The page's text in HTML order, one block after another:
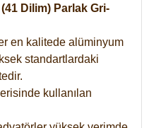
Dilim) Parlak Gri-
en kalitede alüminyum
standartlardaki
kullanılan